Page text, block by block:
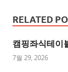
사
이
트
RELATED
캠핑좌식테이
7월 29, 2026